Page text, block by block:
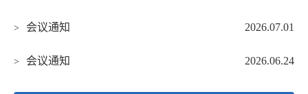
2026.07.01
> 会议通知
2026.06.24
> 会议通知